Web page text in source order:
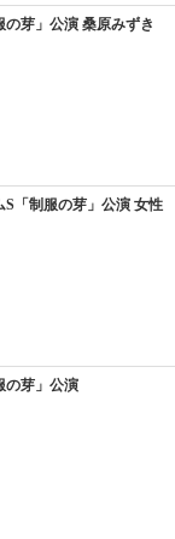
の芽」公演 桑原みずき
S「制服の芽」公演 女性
の芽」公演